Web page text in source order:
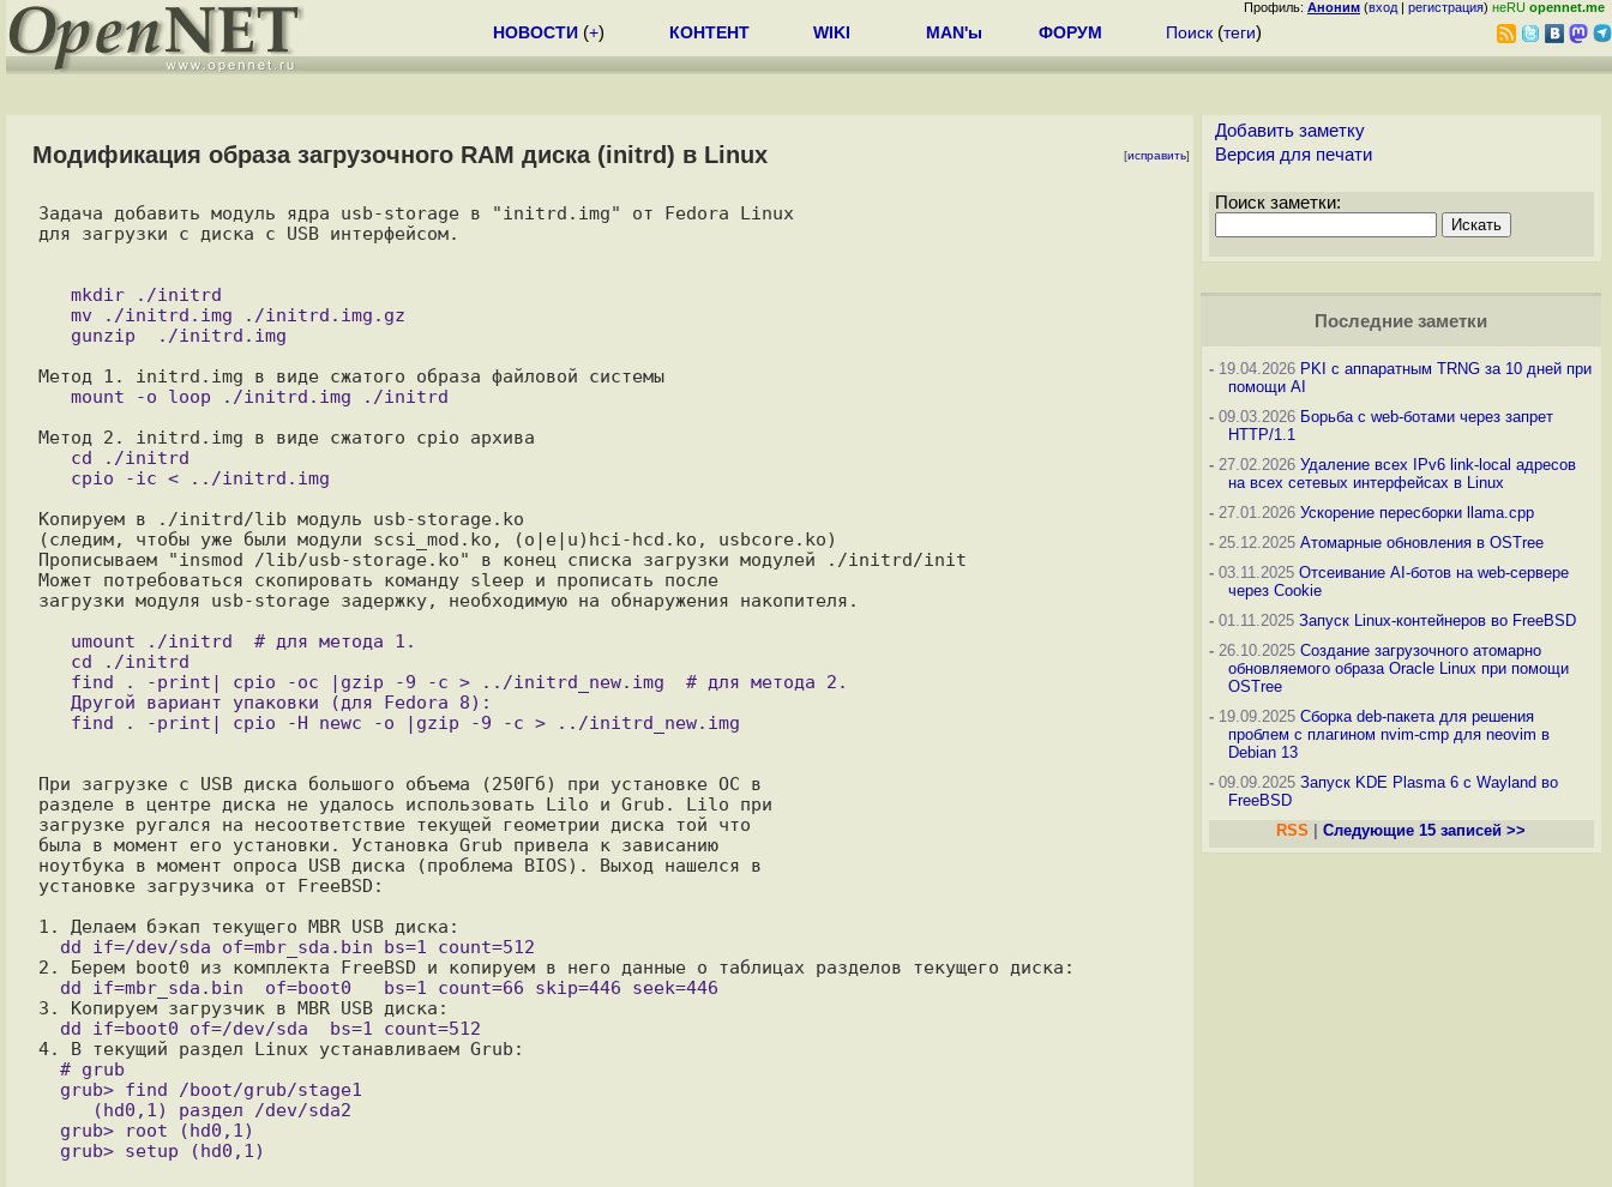
Профиль: Аноним (вход | регистрация) неRU opennet.me
НОВОСТИ (+) КОНТЕНТ WIKI MAN'ы ФОРУМ Поиск (теги)
Модификация образа загрузочного RAM диска (initrd) в Linux [исправить]
Задача добавить модуль ядра usb-storage в "initrd.img" от Fedora Linux
для загрузки с диска с USB интерфейсом.
Метод 1. initrd.img в виде сжатого образа файловой системы
Копируем в ./initrd/lib модуль usb-storage.ko
(следим, чтобы уже были модули scsi_mod.ko, (o|e|u)hci-hcd.ko, usbcore.ko)
Прописываем "insmod /lib/usb-storage.ko" в конец списка загрузки модулей ./initrd/init
Может потребоваться скопировать команду sleep и прописать после
загрузки модуля usb-storage задержку, необходимую на обнаружения накопителя.
При загрузке с USB диска большого объема (250Гб) при установке ОС в
разделе в центре диска не удалось использовать Lilo и Grub. Lilo при
загрузке ругался на несоответствие текущей геометрии диска той что
была в момент его установки. Установка Grub привела к зависанию
ноутбука в момент опроса USB диска (проблема BIOS). Выход нашелся в
установке загрузчика от FreeBSD:
Добавить заметку
Версия для печати
Поиск заметки:
Последние заметки
-19.04.2026 PKI с аппаратным TRNG за 10 дней при
помощи AI
-09.03.2026 Борьба с web-ботами через запрет
HTTP/1.1
-27.02.2026 Удаление всех IPv6 link-local адресов
на всех сетевых интерфейсах в Linux
-27.01.2026 Ускорение пересборки llama.cpp
-25.12.2025 Атомарные обновления в OSTree
-03.11.2025 Отсеивание AI-ботов на web-сервере
через Cookie
-01.11.2025 Запуск Linux-контейнеров во FreeBSD
-26.10.2025 Создание загрузочного атомарно
обновляемого образа Oracle Linux при помощи
OSTree
-19.09.2025 Сборка deb-пакета для решения
проблем с плагином nvim-cmp для neovim в
Debian 13
-09.09.2025 Запуск KDE Plasma 6 с Wayland во
FreeBSD
RSS
Следующие 15 записей >>